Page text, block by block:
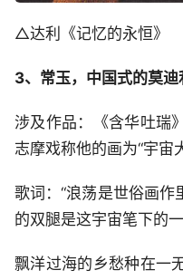
△达利《记忆的永恒》
3、常玉，中国式的莫
涉及作品：《含华吐瑞
志摩戏称他的画为“宇宙
歌词：“浪荡是世俗画作
的双腿是这宇宙笔下的一
飘洋过海的乡愁种在一